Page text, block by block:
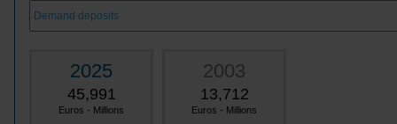
2025
45,991
Euros - Millions
2003
13,712
Euros - Millions